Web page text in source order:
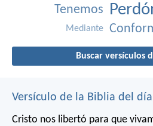
Tenemos
Mediante
Buscar versículos
Versículo de la Biblia del día
Cristo nos libertó para que